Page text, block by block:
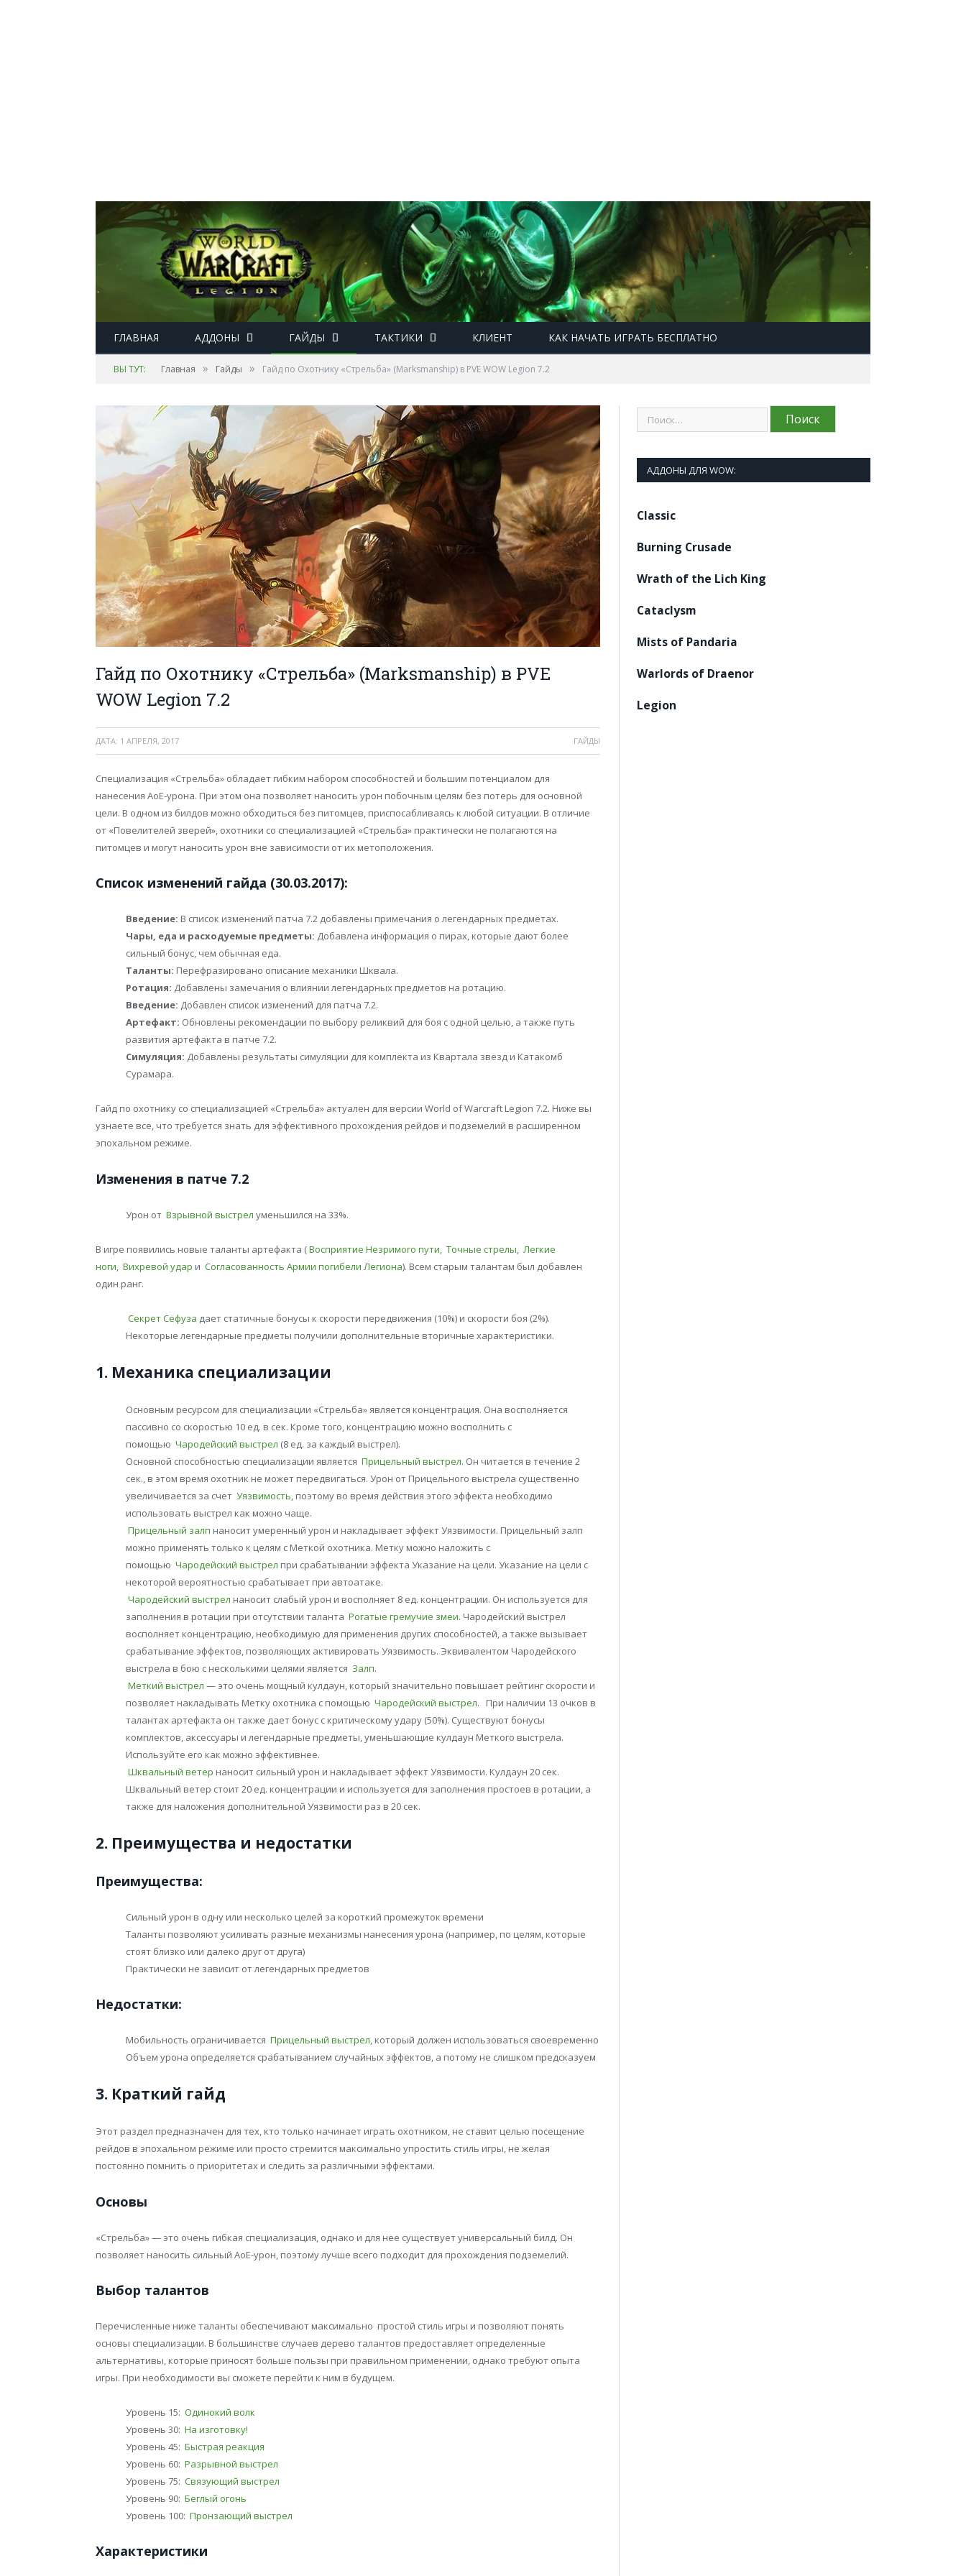
ГЛАВНАЯ АДДОНЫ ГАЙДЫ ТАКТИКИ КЛИЕНТ КАК НАЧАТЬ ИГРАТЬ БЕСПЛАТНО
ВЫ ТУТ: Главная » Гайды » Гайд по Охотнику «Стрельба» (Marksmanship) в PVE WOW Legion 7.2
Гайд по Охотнику «Стрельба» (Marksmanship) в PVE
WOW Legion 7.2
ДАТА: 1 АПРЕЛЯ, 2017 ГАЙДЫ
Специализация «Стрельба» обладает гибким набором способностей и большим потенциалом для
нанесения АоЕ-урона. При этом она позволяет наносить урон побочным целям без потерь для основной
цели. В одном из билдов можно обходиться без питомцев, приспосабливаясь к любой ситуации. В отличие
от «Повелителей зверей», охотники со специализацией «Стрельба» практически не полагаются на
питомцев и могут наносить урон вне зависимости от их метоположения.
Список изменений гайда (30.03.2017):
Введение: В список изменений патча 7.2 добавлены примечания о легендарных предметах.
Чары, еда и расходуемые предметы: Добавлена информация о пирах, которые дают более
сильный бонус, чем обычная еда.
Таланты: Перефразировано описание механики Шквала.
Ротация: Добавлены замечания о влиянии легендарных предметов на ротацию.
Введение: Добавлен список изменений для патча 7.2.
Артефакт: Обновлены рекомендации по выбору реликвий для боя с одной целью, а также путь
развития артефакта в патче 7.2.
Симуляция: Добавлены результаты симуляции для комплекта из Квартала звезд и Катакомб
Сурамара.
Гайд по охотнику со специализацией «Стрельба» актуален для версии World of Warcraft Legion 7.2. Ниже вы
узнаете все, что требуется знать для эффективного прохождения рейдов и подземелий в расширенном
эпохальном режиме.
Изменения в патче 7.2
Урон от Взрывной выстрел уменьшился на 33%.
В игре появились новые таланты артефакта (Восприятие Незримого пути, Точные стрелы, Легкие
ноги, Вихревой удар и Согласованность Армии погибели Легиона). Всем старым талантам был добавлен
один ранг.
Секрет Сефуза дает статичные бонусы к скорости передвижения (10%) и скорости боя (2%).
Некоторые легендарные предметы получили дополнительные вторичные характеристики.
1. Механика специализации
Основным ресурсом для специализации «Стрельба» является концентрация. Она восполняется
пассивно со скоростью 10 ед. в сек. Кроме того, концентрацию можно восполнить с
помощью Чародейский выстрел (8 ед. за каждый выстрел).
Основной способностью специализации является Прицельный выстрел. Он читается в течение 2
сек., в этом время охотник не может передвигаться. Урон от Прицельного выстрела существенно
увеличивается за счет Уязвимость, поэтому во время действия этого эффекта необходимо
использовать выстрел как можно чаще.
Прицельный залп наносит умеренный урон и накладывает эффект Уязвимости. Прицельный залп
можно применять только к целям с Меткой охотника. Метку можно наложить с
помощью Чародейский выстрел при срабатывании эффекта Указание на цели. Указание на цели с
некоторой вероятностью срабатывает при автоатаке.
Чародейский выстрел наносит слабый урон и восполняет 8 ед. концентрации. Он используется для
заполнения в ротации при отсутствии таланта Рогатые гремучие змеи. Чародейский выстрел
восполняет концентрацию, необходимую для применения других способностей, а также вызывает
срабатывание эффектов, позволяющих активировать Уязвимость. Эквивалентом Чародейского
выстрела в бою с несколькими целями является Залп.
Меткий выстрел — это очень мощный кулдаун, который значительно повышает рейтинг скорости и
позволяет накладывать Метку охотника с помощью Чародейский выстрел. При наличии 13 очков в
талантах артефакта он также дает бонус с критическому удару (50%). Существуют бонусы
комплектов, аксессуары и легендарные предметы, уменьшающие кулдаун Меткого выстрела.
Используйте его как можно эффективнее.
Шквальный ветер наносит сильный урон и накладывает эффект Уязвимости. Кулдаун 20 сек.
Шквальный ветер стоит 20 ед. концентрации и используется для заполнения простоев в ротации, а
также для наложения дополнительной Уязвимости раз в 20 сек.
2. Преимущества и недостатки
Преимущества:
Сильный урон в одну или несколько целей за короткий промежуток времени
Таланты позволяют усиливать разные механизмы нанесения урона (например, по целям, которые
стоят близко или далеко друг от друга)
Практически не зависит от легендарных предметов
Недостатки:
Мобильность ограничивается Прицельный выстрел, который должен использоваться своевременно
Объем урона определяется срабатыванием случайных эффектов, а потому не слишком предсказуем
3. Краткий гайд
Этот раздел предназначен для тех, кто только начинает играть охотником, не ставит целью посещение
рейдов в эпохальном режиме или просто стремится максимально упростить стиль игры, не желая
постоянно помнить о приоритетах и следить за различными эффектами.
Основы
«Стрельба» — это очень гибкая специализация, однако и для нее существует универсальный билд. Он
позволяет наносить сильный АоЕ-урон, поэтому лучше всего подходит для прохождения подземелий.
Выбор талантов
Перечисленные ниже таланты обеспечивают максимально простой стиль игры и позволяют понять
основы специализации. В большинстве случаев дерево талантов предоставляет определенные
альтернативы, которые приносят больше пользы при правильном применении, однако требуют опыта
игры. При необходимости вы сможете перейти к ним в будущем.
Уровень 15: Одинокий волк
Уровень 30: На изготовку!
Уровень 45: Быстрая реакция
Уровень 60: Разрывной выстрел
Уровень 75: Связующий выстрел
Уровень 90: Беглый огонь
Уровень 100: Пронзающий выстрел
Характеристики
АДДОНЫ ДЛЯ WOW:
Classic
Burning Crusade
Wrath of the Lich King
Cataclysm
Mists of Pandaria
Warlords of Draenor
Legion